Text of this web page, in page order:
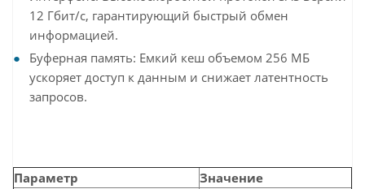
12 Гбит/с, гарантирующий быстрый обмен
информацией.
Буферная память: Емкий кеш объемом 256 МБ
ускоряет доступ к данным и снижает латентность
запросов.
Параметр
Значение